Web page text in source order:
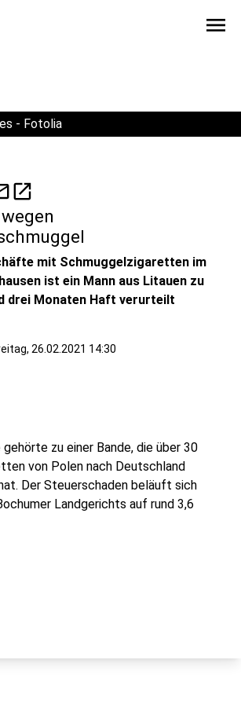
menu
- Fotolia
open_in_new
mit Schmuggelzigaretten im
ist ein Mann aus Litauen zu
drei Monaten Haft verurteilt
26.02.2021 14:30
zu einer Bande, die über 30
von Polen nach Deutschland
Der Steuerschaden beläuft sich
Landgerichts auf rund 3,6